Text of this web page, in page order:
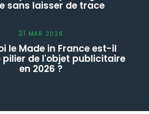
sans laisser de trace
31 MAR 2026
le Made in France est-il
pilier de l'objet publicitaire
en 2026 ?